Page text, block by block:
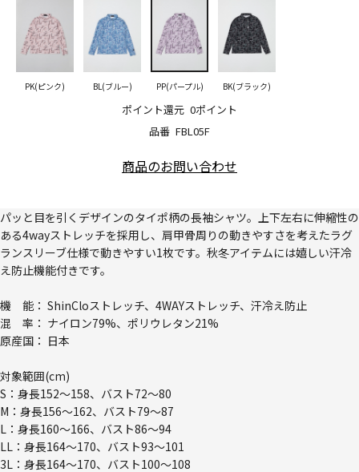
品番 FBL05F
ポイント還元 0ポイント
PK(ピンク) BL(ブルー) PP(パープル) BK(ブラック)
商品のお問い合わせ
パッと目を引くデザインのタイポ柄の長袖シャツ。上下左右に伸縮性の
ある4wayストレッチを採用し、肩甲骨周りの動きやすさを考えたラグ
ランスリーブ仕様で動きやすい1枚です。秋冬アイテムには嬉しい汗冷
え防止機能付きです。
機 能： ShinCloストレッチ、4WAYストレッチ、汗冷え防止
混 率： ナイロン79%、ポリウレタン21%
原産国： 日本
対象範囲(cm)
S：身長152～158、バスト72～80
M：身長156～162、バスト79～87
L：身長160～166、バスト86～94
LL：身長164～170、バスト93～101
3L：身長164～170、バスト100～108